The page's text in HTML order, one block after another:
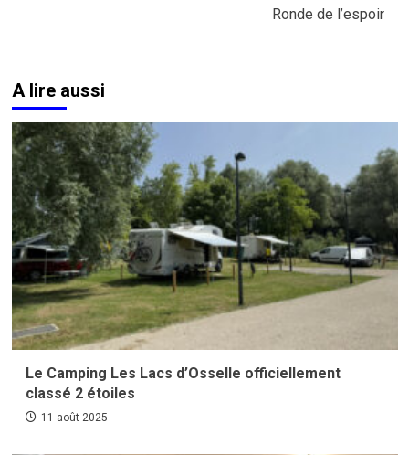
Ronde de l’espoir
A lire aussi
Le Camping Les Lacs d’Osselle officiellement
classé 2 étoiles
11 août 2025